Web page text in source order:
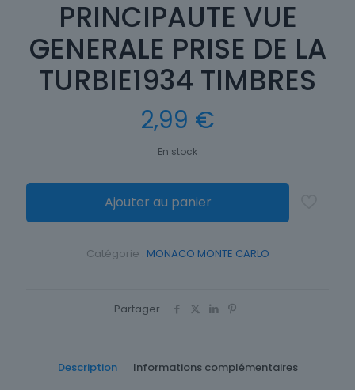
PRINCIPAUTE VUE
GENERALE PRISE DE LA
TURBIE1934 TIMBRES
2,99 €
En stock
Ajouter au panier
Catégorie : MONACO MONTE CARLO
Partager
Description Informations complémentaires